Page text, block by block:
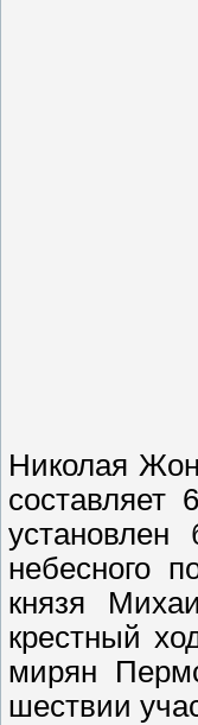
Николая
составляет
небесного
князя
крестный
мирян
шествии